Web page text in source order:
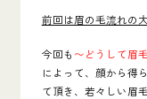
前回は眉の毛流れの
今回も 〜どうして眉
によって、顔から得
て頂き、若々しい眉